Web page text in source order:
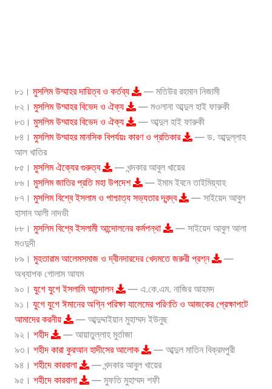
৮১। মুসলিম উম্মাহর দায়িত্ব ও কর্তব্য
— মতিউর রহমান নিজামী
৮২। মুসলিম উম্মাহর বিভেদ ও ঐক্য
— মওলানা আব্দুল হাই ফারুকী
৮৩। মুসলিম উম্মাহর বিভেদ ও ঐক্য
— আব্দুল হাই ফারুকী
৮৪। মুসলিম উম্মাহর মানসিক বিপর্যয়ঃ কারণ ও প্রতিকার
— ড. আব্দুল্লাহ
আল খাতির
৮৫। মুসলিম ঐক্যের গুরুত্ব
— খন্দকার আবুল খায়ের
৮৬। মুসলিম জাতির প্রতি মহা উপদেশ
— ইমাম ইবনে তাইমিয়্যাহ
৮৭। মুসলিম বিশ্বে ইসলাম ও পাশ্চাত্য সভ্যতার দ্বন্দ্ব
— সাইয়েদ আবুল
হাসান আলী নাদভী
৮৮। মুসলিম বিশ্বে ইসলামী আন্দোলনের কর্মপন্থা
— সাইয়েদ আবুল আলা
মওদুদী
৮৯। মুহতারাম আলেমসমাজ ও দ্বীনদারদের খেদমতে জরুরী প্রশ্ন
—
অধ্যাপক গোলাম আযম
৯০। যুগে যুগে ইসলামি আন্দোলন
— এ.কে.এম. নাজির আহমদ
৯১। যুগে যুগে ঈমানের অগ্নি পরিক্ষা যালেমের পরিণতি ও আজকের প্রেক্ষাপটে
আমাদের করনীয়
— আব্দুদ্দাইয়ান মুহাম্মদ ইউনুছ
৯২। শহীদ
— আয়াতুল্লাহ মুর্তাজা
৯৩। শহীদ কারা কুরআন হাদীসের আলোক
— আব্দুল মাতিন বিক্রমপুরী
৯৪। শহীদে কারবালা
— খন্দকার আবুল খায়ের
৯৫। শহীদে কারবালা
— মুফতি মুহাম্মদ শফী